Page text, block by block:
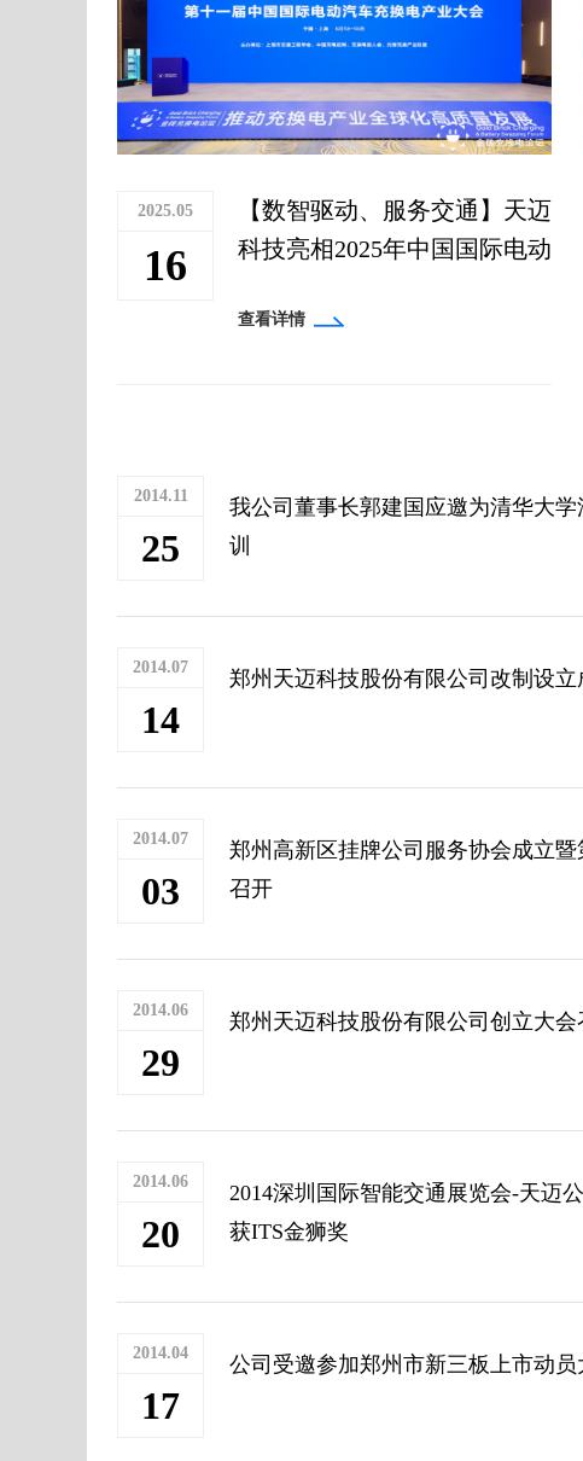
2025.05
16
【数智驱动、服务交通】天迈
科技亮相2025年中国国际电动
查看详情
2014.11
25
我公司董事长郭建国应邀为清华大
训
2014.07
14
郑州天迈科技股份有限公司改制设立
2014.07
03
郑州高新区挂牌公司服务协会成立
召开
2014.06
29
郑州天迈科技股份有限公司创立大
2014.06
20
2014深圳国际智能交通展览会-天迈
获ITS金狮奖
2014.04
17
公司受邀参加郑州市新三板上市动员